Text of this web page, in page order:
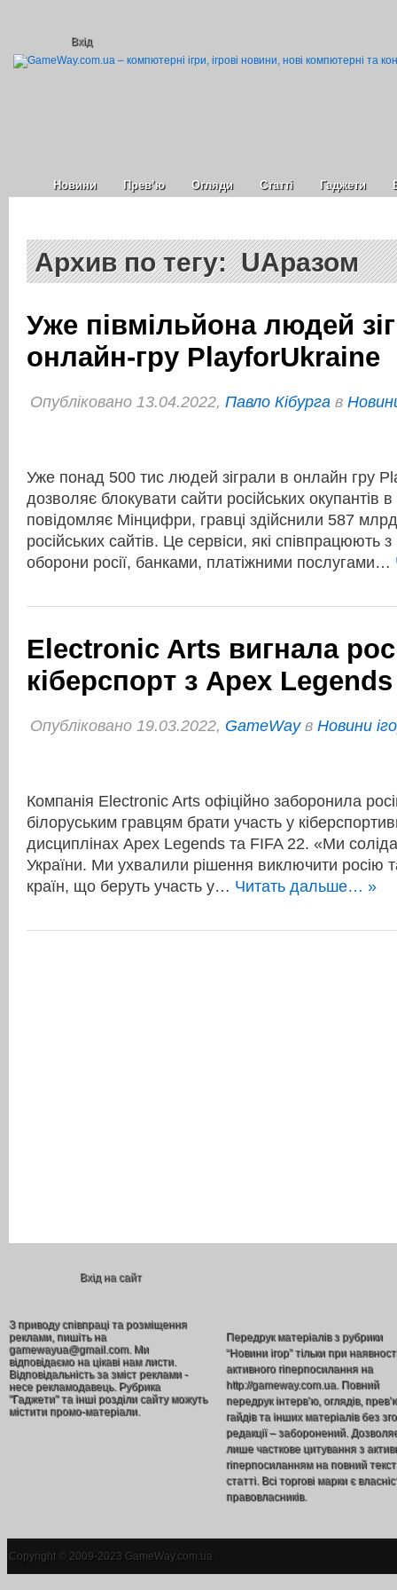
Вхід
Новини Прев’ю Огляди Статті Гаджети
Архив по тегу: UAразом
Уже півмільйона людей
онлайн-гру PlayforUkraine
Опубліковано 13.04.2022, Павло Кібурга в
Уже понад 500 тис людей зіграли в онлайн гру
дозволяє блокувати сайти російських окупантів в
повідомляє Мінцифри, гравці здійснили 587
російських сайтів. Це сервіси, які співпрацюють
оборони росії, банками, платіжними послугами…
Electronic Arts вигнала
кіберспорт з Apex
Опубліковано 19.03.2022, GameWayв Новини
Компанія Electronic Arts офіційно заборонила
білоруським гравцям брати участь у
дисциплінах Apex Legends та FIFA 22. «Ми
України. Ми ухвалили рішення виключити росію
країн, що беруть участь у… Читать дальше… »
Вхід на сайт
З приводу співпраці та розміщення
реклами, пишіть на
gamewayua@gmail.com. Ми
відповідаємо на цікаві нам листи.
Відповідальність за зміст реклами -
несе рекламодавець. Рубрика
"Гаджети" та інші розділи сайту можуть
містити промо-матеріали.
Передрук матеріалів з рубрики
“Новини ігор” тільки при
активного гіперпосилання на
http://gameway.com.ua. Повний
передрук інтерв’ю, оглядів,
гайдів та інших матеріалів без
редакції – заборонений.
лише часткове цитування з
гіперпосиланням на повний текст
статті. Всі торгові марки є
правовласників.
Copyright © 2009-2023 GameWay.com.ua